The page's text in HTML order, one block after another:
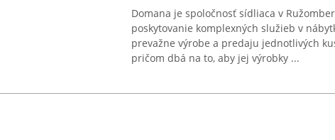
Domana je spoločnosť sídliaca v
poskytovanie komplexných služieb v
prevažne výrobe a predaju jednotlivých
pričom dbá na to, aby jej výrobky ...